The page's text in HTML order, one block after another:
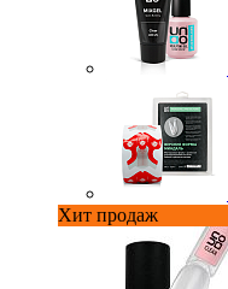
Хит продаж